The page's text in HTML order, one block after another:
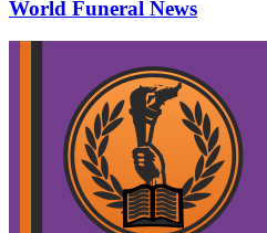
World Funeral News